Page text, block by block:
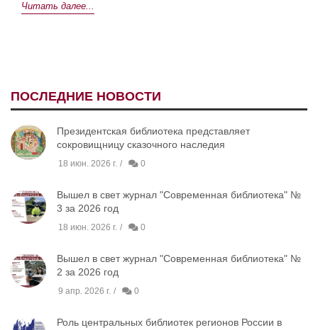
Читать далее...
ПОСЛЕДНИЕ НОВОСТИ
Президентская библиотека представляет
сокровищницу сказочного наследия
18 июн. 2026 г. 0
Вышел в свет журнал "Современная библиотека" №
3 за 2026 год
18 июн. 2026 г. 0
Вышел в свет журнал "Современная библиотека" №
2 за 2026 год
9 апр. 2026 г. 0
Роль центральных библиотек регионов России в